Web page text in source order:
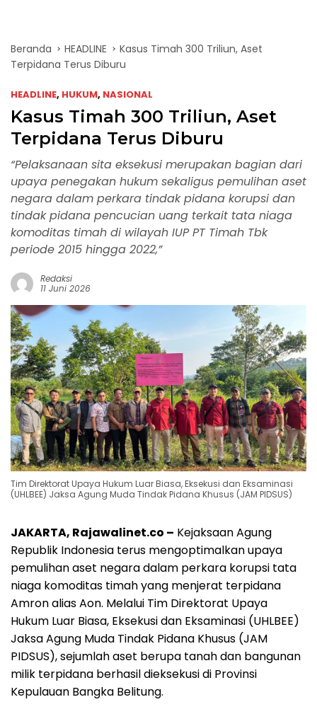
Beranda HEADLINE
Kasus Timah 300 Triliun, Aset
Terpidana Terus Diburu
HEADLINE, HUKUM, NASIONAL
Kasus Timah 300 Triliun, Aset
Terpidana Terus Diburu
“Pelaksanaan sita eksekusi merupakan bagian dari
upaya penegakan hukum sekaligus pemulihan aset
negara dalam perkara tindak pidana korupsi dan
tindak pidana pencucian uang terkait tata niaga
komoditas timah di wilayah IUP PT Timah Tbk
periode 2015 hingga 2022,”
Redaksi
11 Juni 2026
Tim Direktorat Upaya Hukum Luar Biasa, Eksekusi dan Eksaminasi
(UHLBEE) Jaksa Agung Muda Tindak Pidana Khusus (JAM PIDSUS)
JAKARTA, Rajawalinet.co – Kejaksaan Agung
Republik Indonesia terus mengoptimalkan upaya
pemulihan aset negara dalam perkara korupsi tata
niaga komoditas timah yang menjerat terpidana
Amron alias Aon. Melalui Tim Direktorat Upaya
Hukum Luar Biasa, Eksekusi dan Eksaminasi (UHLBEE)
Jaksa Agung Muda Tindak Pidana Khusus (JAM
PIDSUS), sejumlah aset berupa tanah dan bangunan
milik terpidana berhasil dieksekusi di Provinsi
Kepulauan Bangka Belitung.